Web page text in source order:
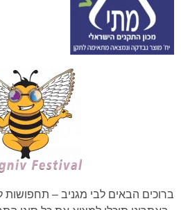
ברוכים הבאים לבי מגניב –